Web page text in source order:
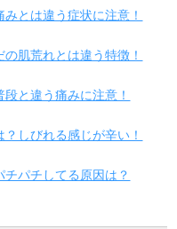
とは違う症状に注意！
肌荒れとは違う特徴！
と違う痛みに注意！
しびれる感じが辛い！
パチしてる原因は？